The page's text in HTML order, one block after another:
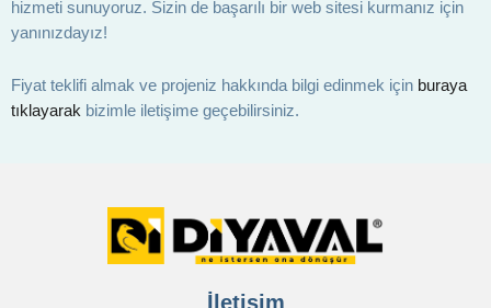
hizmeti sunuyoruz. Sizin de başarılı bir web sitesi kurmanız için
yanınızdayız!
Fiyat teklifi almak ve projeniz hakkında bilgi edinmek için buraya
tıklayarak bizimle iletişime geçebilirsiniz.
İletişim